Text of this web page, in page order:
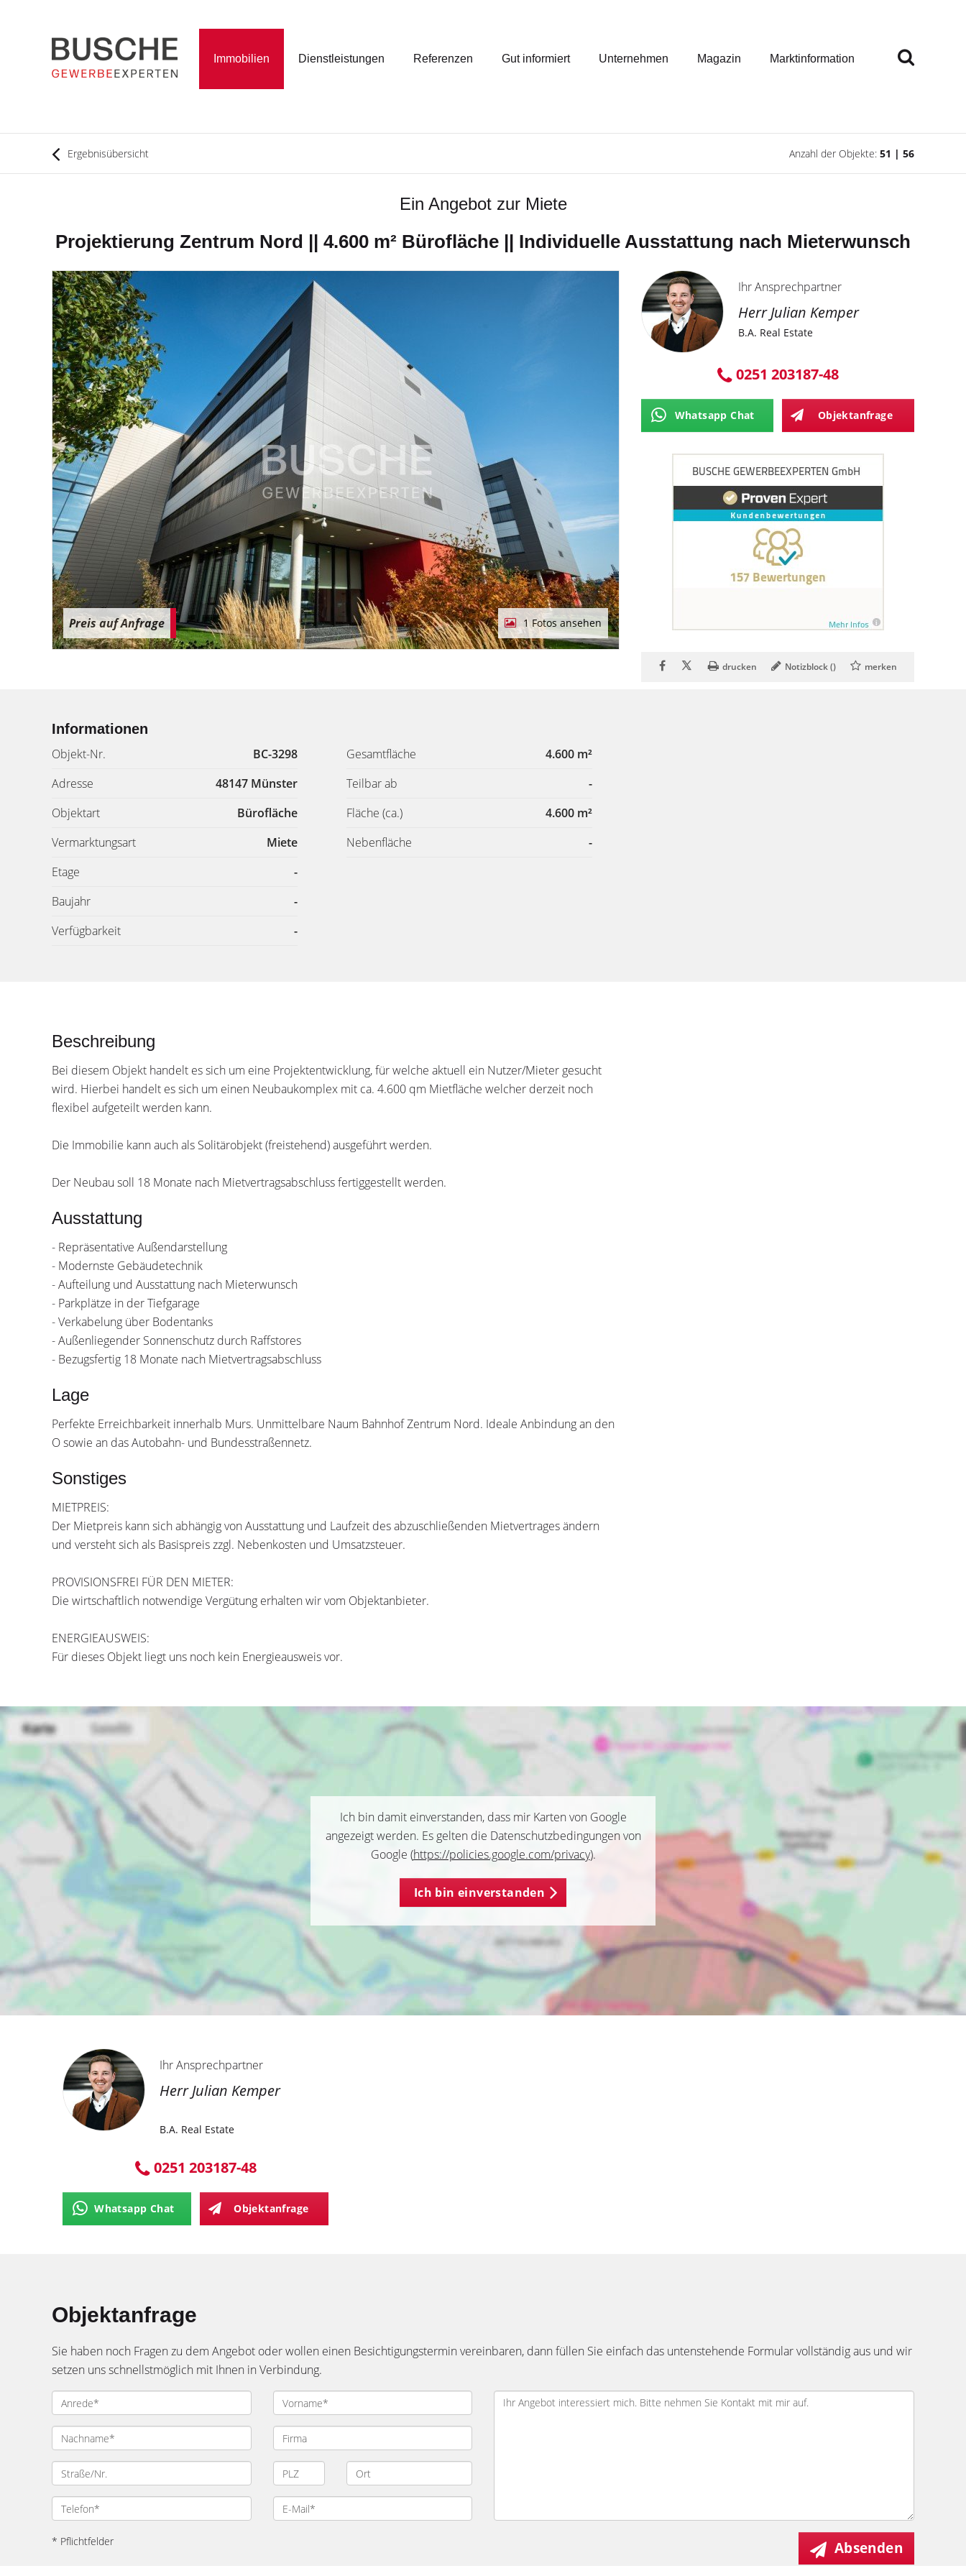
Immobilien Dienstleistungen Referenzen Gut informiert Unternehmen Magazin Marktinformation
Ergebnisübersicht Anzahl der Objekte: 51 | 56
Ein Angebot zur Miete
Projektierung Zentrum Nord || 4.600 m² Bürofläche || Individuelle Ausstattung nach Mieterwunsch
Preis auf Anfrage 1 Fotos ansehen
Ihr Ansprechpartner
Herr Julian Kemper
B.A. Real Estate
0251 203187-48
Whatsapp Chat Objektanfrage
drucken Notizblock () merken
Informationen
Objekt-Nr.
BC-3298
Adresse
48147 Münster
Objektart
Bürofläche
Vermarktungsart
Miete
Etage
-
Baujahr
-
Verfügbarkeit
-
Gesamtfläche
4.600 m²
Teilbar ab
-
Fläche (ca.)
4.600 m²
Nebenfläche
-
Beschreibung
Bei diesem Objekt handelt es sich um eine Projektentwicklung, für welche aktuell ein Nutzer/Mieter gesucht
wird. Hierbei handelt es sich um einen Neubaukomplex mit ca. 4.600 qm Mietfläche welcher derzeit noch
flexibel aufgeteilt werden kann.
Die Immobilie kann auch als Solitärobjekt (freistehend) ausgeführt werden.
Der Neubau soll 18 Monate nach Mietvertragsabschluss fertiggestellt werden.
Ausstattung
- Repräsentative Außendarstellung
- Modernste Gebäudetechnik
- Aufteilung und Ausstattung nach Mieterwunsch
- Parkplätze in der Tiefgarage
- Verkabelung über Bodentanks
- Außenliegender Sonnenschutz durch Raffstores
- Bezugsfertig 18 Monate nach Mietvertragsabschluss
Lage
Perfekte Erreichbarkeit innerhalb Murs. Unmittelbare Naum Bahnhof Zentrum Nord. Ideale Anbindung an den
O sowie an das Autobahn- und Bundesstraßennetz.
Sonstiges
MIETPREIS:
Der Mietpreis kann sich abhängig von Ausstattung und Laufzeit des abzuschließenden Mietvertrages ändern
und versteht sich als Basispreis zzgl. Nebenkosten und Umsatzsteuer.
PROVISIONSFREI FÜR DEN MIETER:
Die wirtschaftlich notwendige Vergütung erhalten wir vom Objektanbieter.
ENERGIEAUSWEIS:
Für dieses Objekt liegt uns noch kein Energieausweis vor.
Ich bin damit einverstanden, dass mir Karten von Google
angezeigt werden. Es gelten die Datenschutzbedingungen von
Google (https://policies.google.com/privacy).
Ich bin einverstanden
Ihr Ansprechpartner
Herr Julian Kemper
B.A. Real Estate
0251 203187-48
Whatsapp Chat Objektanfrage
Objektanfrage
Sie haben noch Fragen zu dem Angebot oder wollen einen Besichtigungstermin vereinbaren, dann füllen Sie einfach das untenstehende Formular vollständig aus und wir
setzen uns schnellstmöglich mit Ihnen in Verbindung.
* Pflichtfelder Absenden